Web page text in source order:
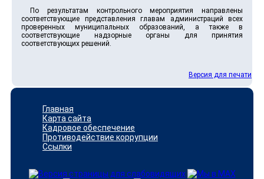
По результатам контрольного мероприятия направлены
соответствующие представления главам администраций всех
проверенных муниципальных образований, а также в
соответствующие надзорные органы для принятия
соответствующих решений.
Версия для печати
Главная
Карта сайта
Кадровое обеспечение
Противодействие коррупции
Ссылки